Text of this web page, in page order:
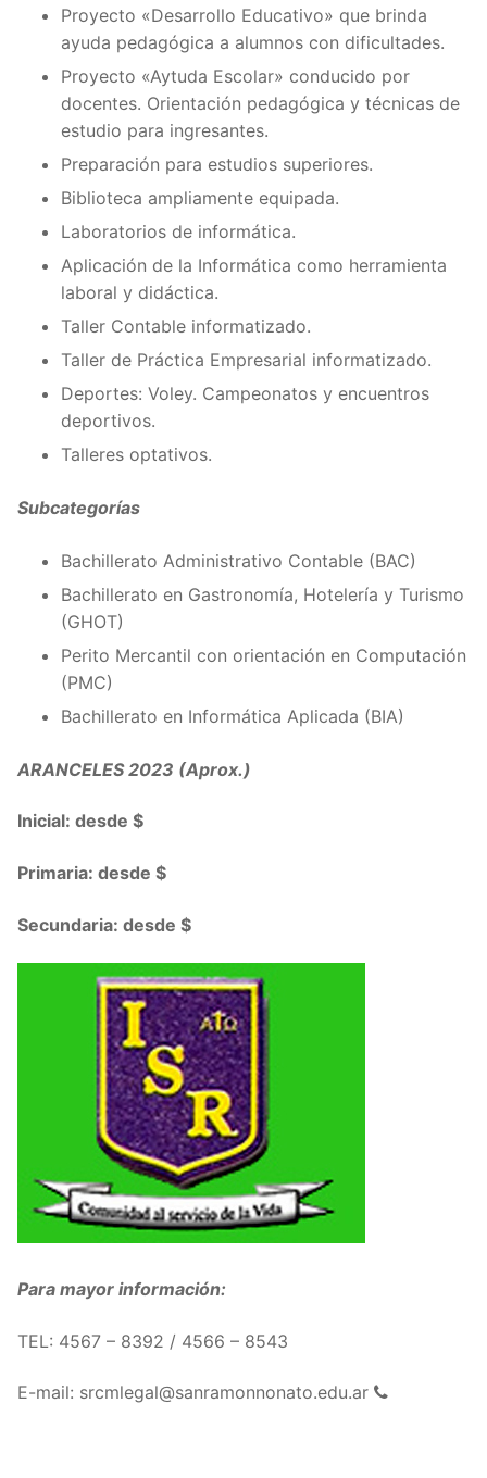
Proyecto «Desarrollo Educativo» que brinda
ayuda pedagógica a alumnos con dificultades.
Proyecto «Aytuda Escolar» conducido por
docentes. Orientación pedagógica y técnicas de
estudio para ingresantes.
Preparación para estudios superiores.
Biblioteca ampliamente equipada.
Laboratorios de informática.
Aplicación de la Informática como herramienta
laboral y didáctica.
Taller Contable informatizado.
Taller de Práctica Empresarial informatizado.
Deportes: Voley. Campeonatos y encuentros
deportivos.
Talleres optativos.
Subcategorías
Bachillerato Administrativo Contable (BAC)
Bachillerato en Gastronomía, Hotelería y Turismo
(GHOT)
Perito Mercantil con orientación en Computación
(PMC)
Bachillerato en Informática Aplicada (BIA)
ARANCELES 2023 (Aprox.)
Inicial: desde $
Primaria: desde $
Secundaria: desde $
Para mayor información:
TEL: 4567 – 8392 / 4566 – 8543
E-mail: srcmlegal@sanramonnonato.edu.ar